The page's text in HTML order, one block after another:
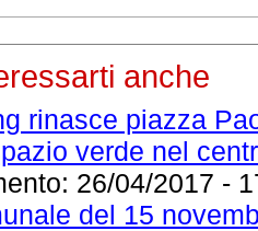
anche
rinasce piazza
verde nel
26/04/2017 -
del 15